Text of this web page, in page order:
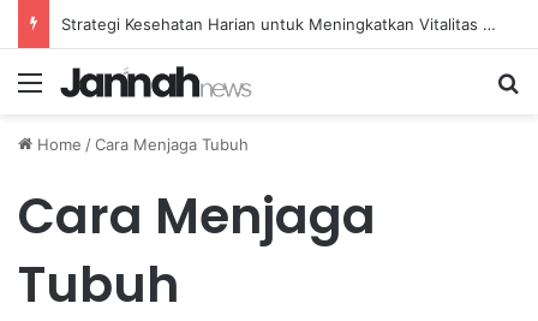
Strategi Kesehatan Harian untuk Meningkatkan Vitalitas dan Mengatasi Kelelahan Sehari-hari
Menu
Home /Cara Menjaga Tubuh
Cara Menjaga
Tubuh